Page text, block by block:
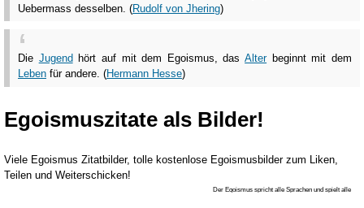
Uebermass desselben. (Rudolf von Jhering)
Die Jugend hört auf mit dem Egoismus, dasAlterbeginnt mit dem
Leben für andere. (Hermann Hesse)
Egoismuszitate als Bilder!
Viele Egoismus Zitatbilder, tolle kostenlose Egoismusbilder zum Liken,
Teilen und Weiterschicken!
Der Egoismus spricht alle Sprachen und spielt alle